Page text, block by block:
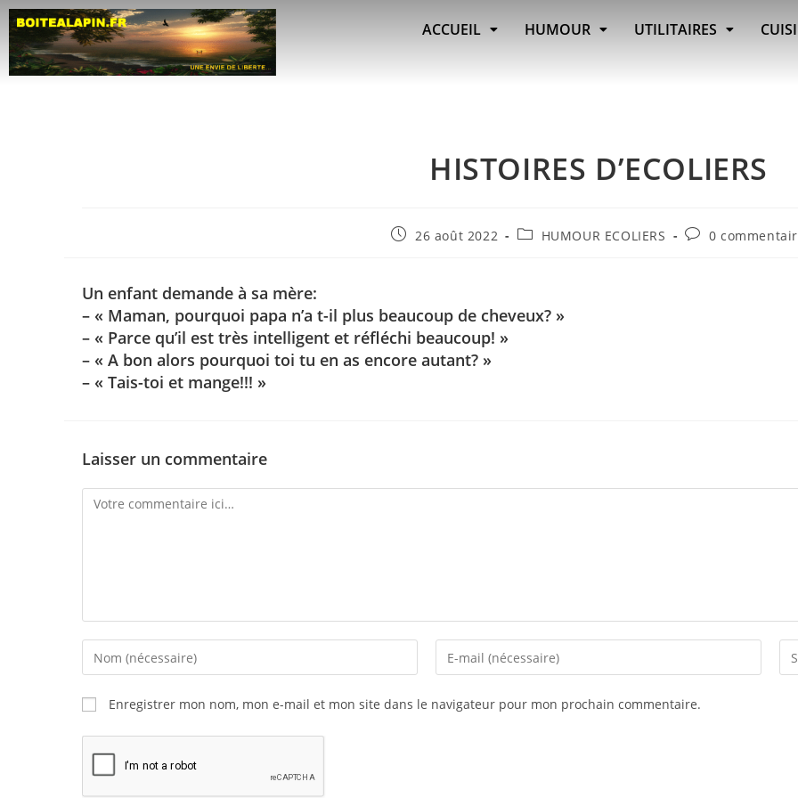
ACCUEIL HUMOUR UTILITAIRES
HISTOIRES D’ECOLIERS
26 août 2022 HUMOUR ECOLIERS 0
Un enfant demande à sa mère:
– « Maman, pourquoi papa n’a t-il plus beaucoup de cheveux? »
– « Parce qu’il est très intelligent et réfléchi beaucoup! »
– « A bon alors pourquoi toi tu en as encore autant? »
– « Tais-toi et mange!!! »
Laisser un commentaire
Enregistrer mon nom, mon e-mail et mon site dans le navigateur pour mon prochain commentaire.